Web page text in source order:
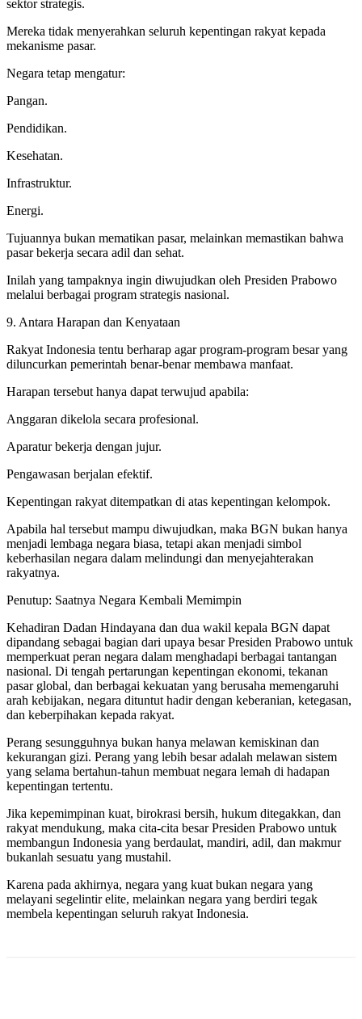
sektor strategis.
Mereka tidak menyerahkan seluruh kepentingan rakyat kepada
mekanisme pasar.
Negara tetap mengatur:
Pangan.
Pendidikan.
Kesehatan.
Infrastruktur.
Energi.
Tujuannya bukan mematikan pasar, melainkan memastikan bahwa
pasar bekerja secara adil dan sehat.
Inilah yang tampaknya ingin diwujudkan oleh Presiden Prabowo
melalui berbagai program strategis nasional.
9. Antara Harapan dan Kenyataan
Rakyat Indonesia tentu berharap agar program-program besar yang
diluncurkan pemerintah benar-benar membawa manfaat.
Harapan tersebut hanya dapat terwujud apabila:
Anggaran dikelola secara profesional.
Aparatur bekerja dengan jujur.
Pengawasan berjalan efektif.
Kepentingan rakyat ditempatkan di atas kepentingan kelompok.
Apabila hal tersebut mampu diwujudkan, maka BGN bukan hanya
menjadi lembaga negara biasa, tetapi akan menjadi simbol
keberhasilan negara dalam melindungi dan menyejahterakan
rakyatnya.
Penutup: Saatnya Negara Kembali Memimpin
Kehadiran Dadan Hindayana dan dua wakil kepala BGN dapat
dipandang sebagai bagian dari upaya besar Presiden Prabowo untuk
memperkuat peran negara dalam menghadapi berbagai tantangan
nasional. Di tengah pertarungan kepentingan ekonomi, tekanan
pasar global, dan berbagai kekuatan yang berusaha memengaruhi
arah kebijakan, negara dituntut hadir dengan keberanian, ketegasan,
dan keberpihakan kepada rakyat.
Perang sesungguhnya bukan hanya melawan kemiskinan dan
kekurangan gizi. Perang yang lebih besar adalah melawan sistem
yang selama bertahun-tahun membuat negara lemah di hadapan
kepentingan tertentu.
Jika kepemimpinan kuat, birokrasi bersih, hukum ditegakkan, dan
rakyat mendukung, maka cita-cita besar Presiden Prabowo untuk
membangun Indonesia yang berdaulat, mandiri, adil, dan makmur
bukanlah sesuatu yang mustahil.
Karena pada akhirnya, negara yang kuat bukan negara yang
melayani segelintir elite, melainkan negara yang berdiri tegak
membela kepentingan seluruh rakyat Indonesia.